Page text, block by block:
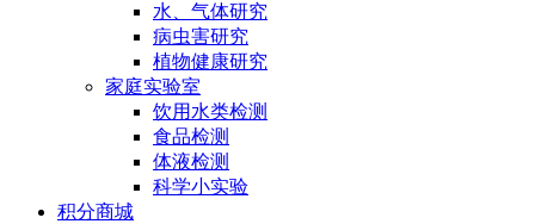
水、气体研究
病虫害研究
植物健康研究
家庭实验室
饮用水类检测
食品检测
体液检测
科学小实验
积分商城